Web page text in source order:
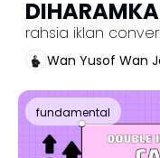
rahsia iklan
Wan Yusof Wan
fundamental